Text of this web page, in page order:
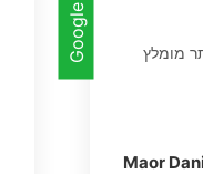
Google
מומלץ
Maor